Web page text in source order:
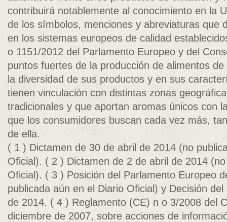
contribuirá notablemente al conocimiento en la
de los símbolos, menciones y abreviaturas que
en los sistemas europeos de calidad
o 1151/2012 del Parlamento Europeo y del
puntos fuertes de la producción de alimentos
la diversidad de sus productos y en sus
tienen vinculación con distintas zonas
tradicionales y que aportan aromas únicos con
que los consumidores buscan cada vez más,
de ella.
( 1 ) Dictamen de 30 de abril de 2014 (no
Oficial). ( 2 ) Dictamen de 2 de abril de 2014
Oficial). ( 3 ) Posición del Parlamento Europeo
publicada aún en el Diario Oficial) y Decisión
de 2014. ( 4 ) Reglamento (CE) n o 3/2008 del
diciembre de 2007, sobre acciones de